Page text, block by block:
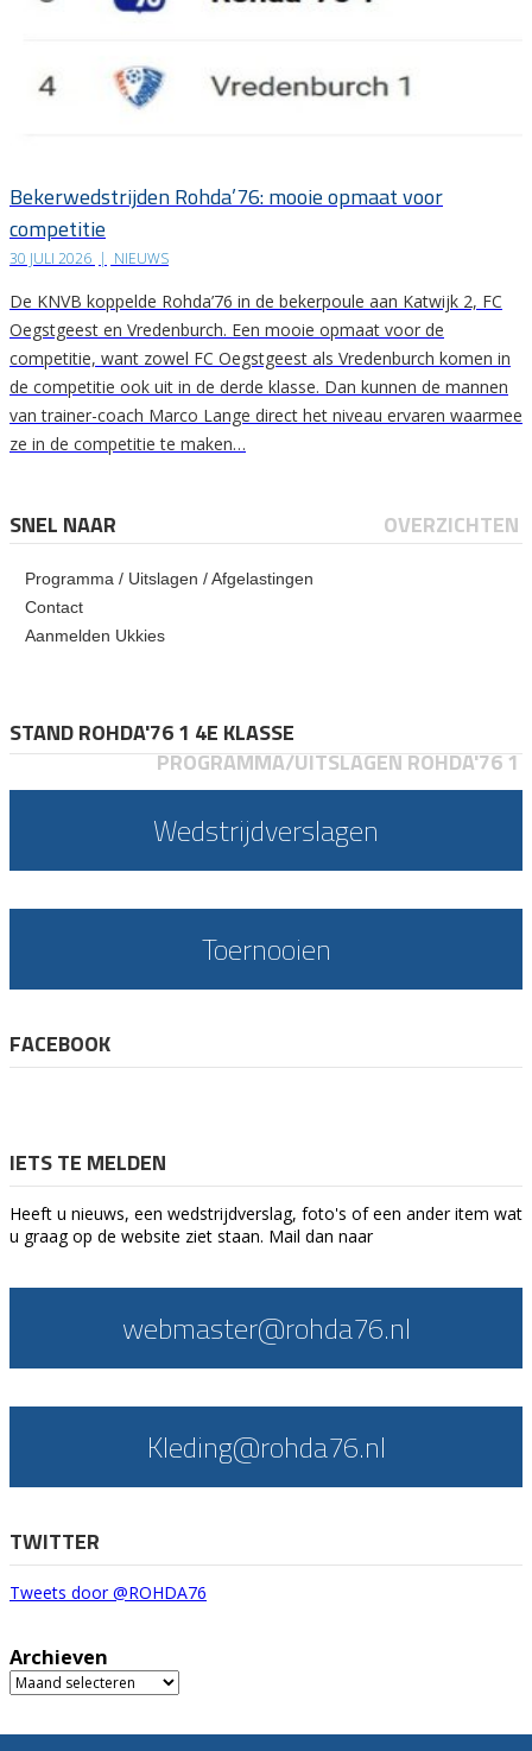
Bekerwedstrijden Rohda’76: mooie opmaat voor
competitie
30 JULI 2026 | NIEUWS
De KNVB koppelde Rohda’76 in de bekerpoule aan Katwijk 2, FC
Oegstgeest en Vredenburch. Een mooie opmaat voor de
competitie, want zowel FC Oegstgeest als Vredenburch komen in
de competitie ook uit in de derde klasse. Dan kunnen de mannen
van trainer-coach Marco Lange direct het niveau ervaren waarmee
ze in de competitie te maken…
SNEL NAAR OVERZICHTEN
Programma / Uitslagen / Afgelastingen
Contact
Aanmelden Ukkies
STAND ROHDA'76 1 4E KLASSE
PROGRAMMA/UITSLAGEN ROHDA'76 1
Wedstrijdverslagen
Toernooien
FACEBOOK
IETS TE MELDEN
Heeft u nieuws, een wedstrijdverslag, foto's of een ander item wat
u graag op de website ziet staan. Mail dan naar
webmaster@rohda76.nl
Kleding@rohda76.nl
TWITTER
Tweets door @ROHDA76
Archieven
Archieven